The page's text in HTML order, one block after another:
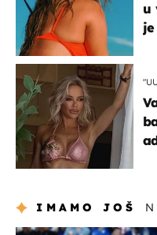
u
IMAMO JOŠ